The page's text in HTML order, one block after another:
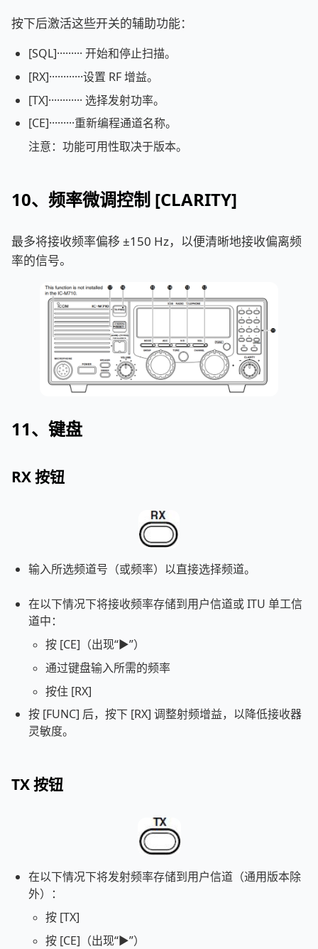
按下后激活这些开关的辅助功能：
[SQL]········· 开始和停止扫描。
[RX]············设置 RF 增益。
[TX]············ 选择发射功率。
[CE]·········重新编程通道名称。
注意：功能可用性取决于版本。
10、频率微调控制 [CLARITY]
最多将接收频率偏移 ±150 Hz，以便清晰地接收偏离频
率的信号。
11、键盘
RX 按钮
输入所选频道号（或频率）以直接选择频道。
在以下情况下将接收频率存储到用户信道或 ITU 单工信
道中：
按 [CE]（出现“►”）
通过键盘输入所需的频率
按住 [RX]
按 [FUNC] 后，按下 [RX] 调整射频增益，以降低接收器
灵敏度。
TX 按钮
在以下情况下将发射频率存储到用户信道（通用版本除
外）：
按 [TX]
按 [CE]（出现“►”）